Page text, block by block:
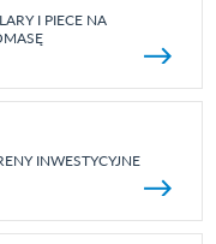
I PIECE NA
INWESTYCYJNE